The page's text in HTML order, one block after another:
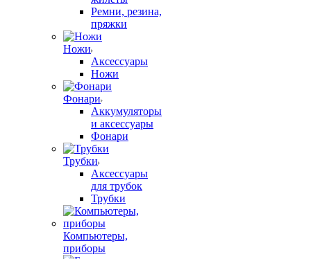
Ремни, резина,
пряжки
Ножи
Аксессуары
Ножи
Фонари
Аккумуляторы
и аксессуары
Фонари
Трубки
Аксессуары
для трубок
Трубки
Компьютеры,
приборы